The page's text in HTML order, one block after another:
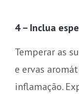
4 – Inclua
Temperar as
e ervas
inflamação.